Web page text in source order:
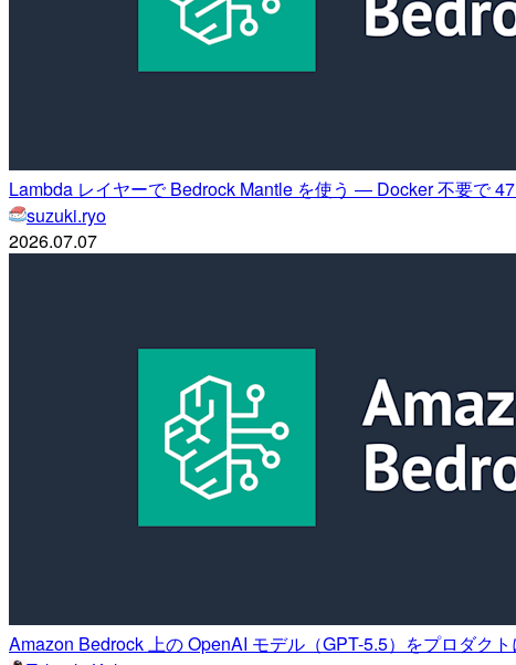
Lambda レイヤーで Bedrock Mantle を使う — Docker 不要で
suzuki.ryo
2026.07.07
Amazon Bedrock 上の OpenAI モデル（GPT-5.5）をプロダク